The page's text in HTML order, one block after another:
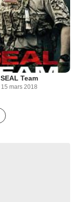
SEAL Team
15 mars 2018